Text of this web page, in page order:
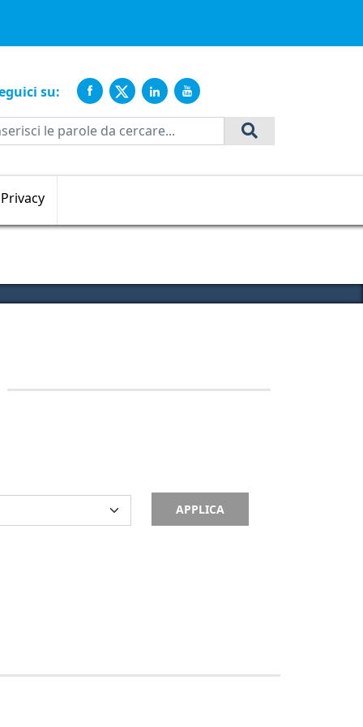
su:
Cerca
Privacy
APPLICA